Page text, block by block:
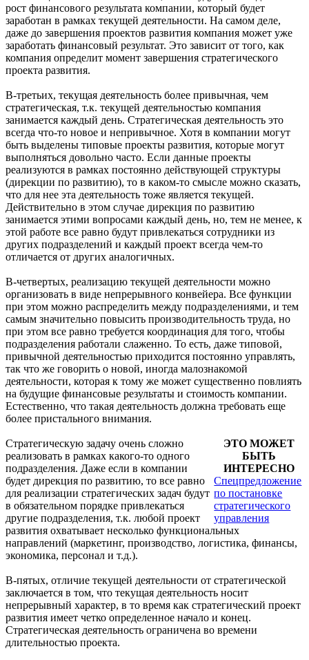
рост финансового результата компании, который будет
заработан в рамках текущей деятельности. На самом деле,
даже до завершения проектов развития компания может уже
заработать финансовый результат. Это зависит от того, как
компания определит момент завершения стратегического
проекта развития.
В-третьих, текущая деятельность более привычная, чем
стратегическая, т.к. текущей деятельностью компания
занимается каждый день. Стратегическая деятельность это
всегда что-то новое и непривычное. Хотя в компании могут
быть выделены типовые проекты развития, которые могут
выполняться довольно часто. Если данные проекты
реализуются в рамках постоянно действующей структуры
(дирекции по развитию), то в каком-то смысле можно сказать,
что для нее эта деятельность тоже является текущей.
Действительно в этом случае дирекция по развитию
занимается этими вопросами каждый день, но, тем не менее, к
этой работе все равно будут привлекаться сотрудники из
других подразделений и каждый проект всегда чем-то
отличается от других аналогичных.
В-четвертых, реализацию текущей деятельности можно
организовать в виде непрерывного конвейера. Все функции
при этом можно распределить между подразделениями, и тем
самым значительно повысить производительность труда, но
при этом все равно требуется координация для того, чтобы
подразделения работали слаженно. То есть, даже типовой,
привычной деятельностью приходится постоянно управлять,
так что же говорить о новой, иногда малознакомой
деятельности, которая к тому же может существенно повлиять
на будущие финансовые результаты и стоимость компании.
Естественно, что такая деятельность должна требовать еще
более пристального внимания.
ЭТО МОЖЕТ
БЫТЬ
ИНТЕРЕСНО
Спецпредложение
по постановке
стратегического
управления
Стратегическую задачу очень сложно
реализовать в рамках какого-то одного
подразделения. Даже если в компании
будет дирекция по развитию, то все равно
для реализации стратегических задач будут
в обязательном порядке привлекаться
другие подразделения, т.к. любой проект
развития охватывает несколько функциональных
направлений (маркетинг, производство, логистика, финансы,
экономика, персонал и т.д.).
В-пятых, отличие текущей деятельности от стратегической
заключается в том, что текущая деятельность носит
непрерывный характер, в то время как стратегический проект
развития имеет четко определенное начало и конец.
Стратегическая деятельность ограничена во времени
длительностью проекта.